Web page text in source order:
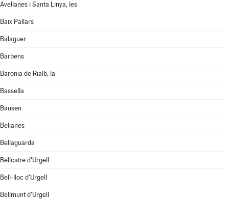
Avellanes i Santa Linya, les
Baix Pallars
Balaguer
Barbens
Baronia de Rialb, la
Bassella
Bausen
Belianes
Bellaguarda
Bellcaire d'Urgell
Bell-lloc d'Urgell
Bellmunt d'Urgell